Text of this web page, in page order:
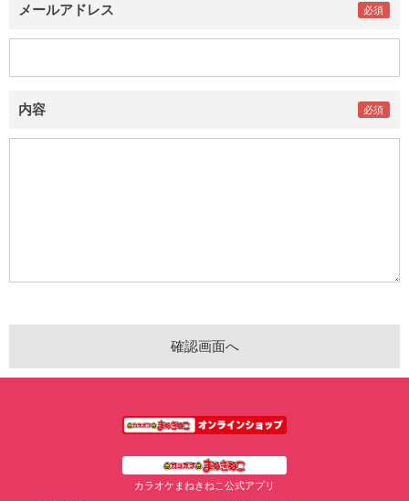
メールアドレス
内容
カラオケまねきねこ公式アプリ